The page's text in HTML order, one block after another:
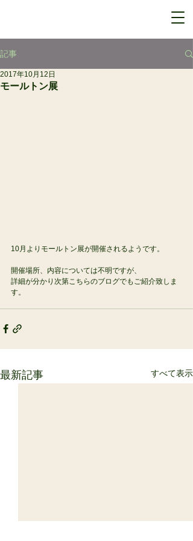
記事
モールトン展
2017年10月12日
10月よりモールトン展が開催されるようです。
開催場所、内容については不明ですが、
詳細が分かり次第こちらのブログでもご紹介致しま
す。
最新記事 すべて表示